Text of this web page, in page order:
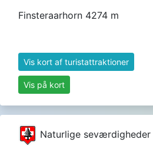
Finsteraarhorn 4274 m
Vis kort af turistattraktioner
Vis på kort
Naturlige seværdigheder